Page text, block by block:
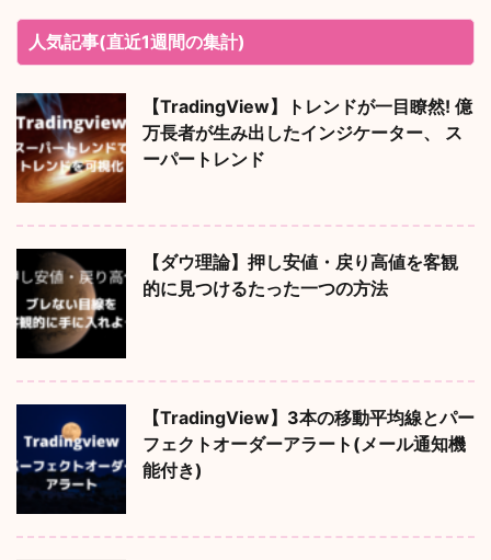
人気記事(直近1週間の集計)
【TradingView】トレンドが一目瞭然! 億
万長者が生み出したインジケーター、 ス
ーパートレンド
【ダウ理論】押し安値・戻り高値を客観
的に見つけるたった一つの方法
【TradingView】3本の移動平均線とパー
フェクトオーダーアラート(メール通知機
能付き)